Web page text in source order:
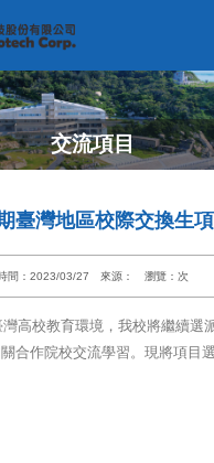
交流項目
臺灣地區校際交換生
間：2023/03/27 來源： 瀏覽： 次
高校教育環境，我校將繼續選
合作院校交流學習。現將項目